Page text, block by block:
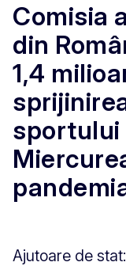
Comisia
din
1,4
sportului
Ajutoare de